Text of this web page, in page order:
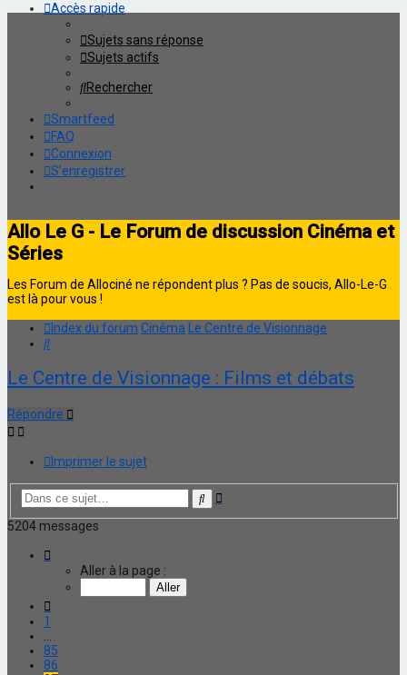
Accès rapide
Sujets sans réponse
Sujets actifs
Rechercher
Smartfeed
FAQ
Connexion
S’enregistrer
Allo Le G - Le Forum de discussion Cinéma et
Séries
Les Forum de Allociné ne répondent plus ? Pas de soucis, Allo-Le-G
est là pour vous !
Index du forum Cinéma
Le Centre de Visionnage
Rechercher
Le Centre de Visionnage : Films et débats
Répondre
Imprimer le sujet
Rechercher
Recherche
5204 messages
87
105
Aller à la page :
1
85
86